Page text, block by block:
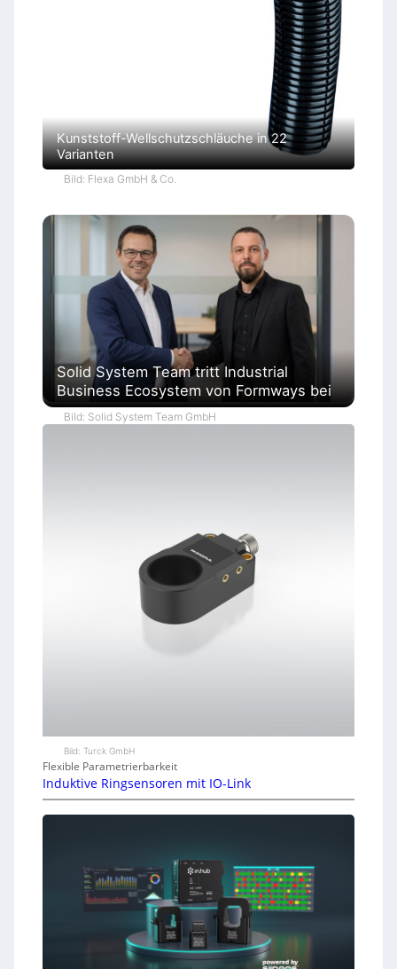
Kunststoff-Wellschutzschläuche in 22
Varianten
Bild: Flexa GmbH & Co.
Solid System Team tritt Industrial
Business Ecosystem von Formways bei
Bild: Solid System Team GmbH
Bild: Turck GmbH
Flexible Parametrierbarkeit
Induktive Ringsensoren mit IO-Link